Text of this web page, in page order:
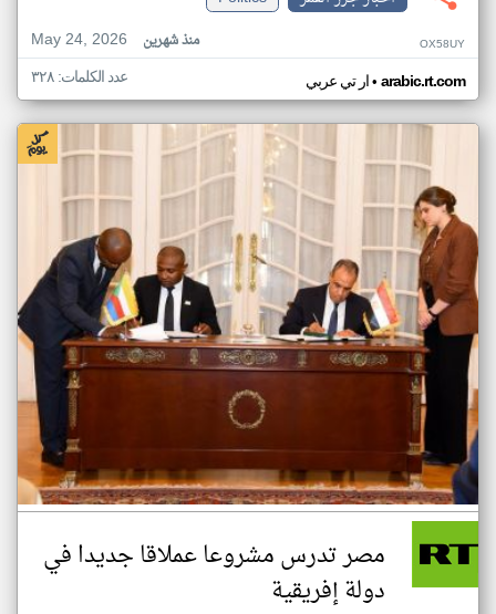
May 24, 2026
منذ شهرين OX58UY
ار تي عربي• arabic.rt.com عدد الكلمات: ٣٢٨
مصر تدرس مشروعا عملاقا جديدا في
دولة إفريقية